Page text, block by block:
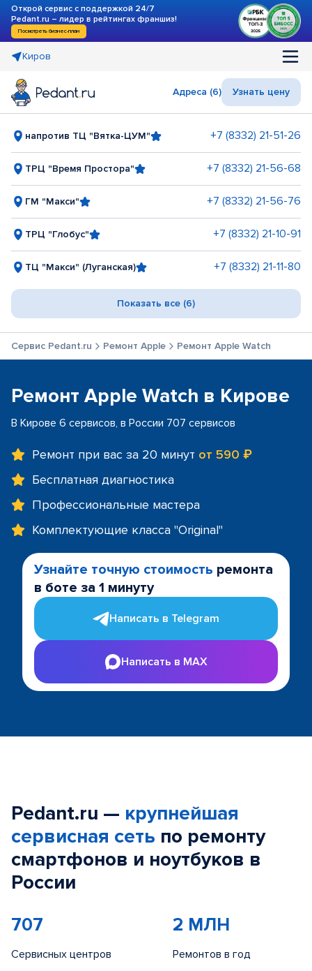
Открой сервис с поддержкой 24/7
Pedant.ru – лидер в рейтингах франшиз!
Посмотреть бизнес-план
Киров
Адреса (6) Узнать цену
напротив ТЦ "Вятка-ЦУМ" +7 (8332) 21-51-26
ТРЦ "Время Простора" +7 (8332) 21-56-68
ГМ "Макси" +7 (8332) 21-56-76
ТРЦ "Глобус" +7 (8332) 21-10-91
ТЦ "Макси" (Луганская) +7 (8332) 21-11-80
Показать все (6)
Сервис Pedant.ru Ремонт Apple Ремонт Apple Watch
Ремонт Apple Watch в Кирове
В Кирове 6 сервисов, в России 707 сервисов
Ремонт при вас за 20 минут от 590 ₽
Бесплатная диагностика
Профессиональные мастера
Комплектующие класса "Original"
Узнайте точную стоимость ремонта
в боте за 1 минуту
Написать в Telegram
Написать в MAX
Pedant.ru — крупнейшая
сервисная сеть по ремонту
смартфонов и ноутбуков в
России
707
Сервисных центров
2 МЛН
Ремонтов в год